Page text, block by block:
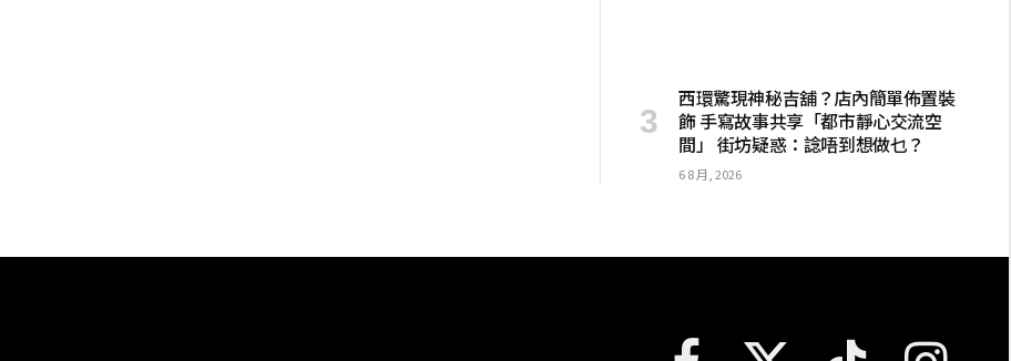
西環驚現神秘吉舖？店內簡單佈置裝
飾 手寫故事共享「都市靜心交流空
間」 街坊疑惑：諗唔到想做乜？
6 8 月, 2026